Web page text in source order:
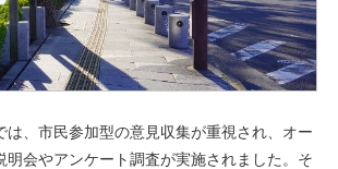
は、市民参加型の意見収集が重視され、オー
明会やアンケート調査が実施されました。そ